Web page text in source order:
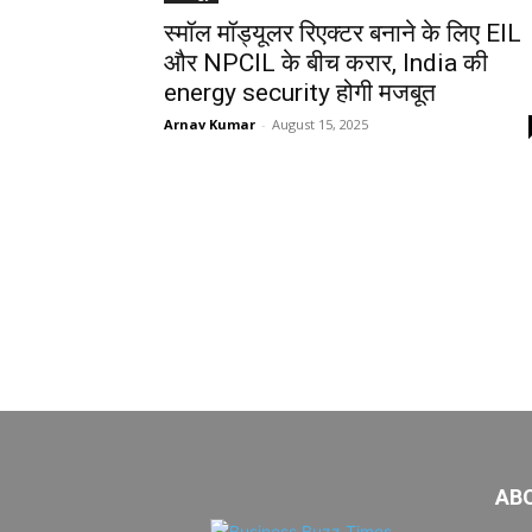
स्मॉल मॉड्यूलर रिएक्टर बनाने के लिए EIL
और NPCIL के बीच करार, India की
energy security होगी मजबूत
Arnav Kumar - August 15, 2025